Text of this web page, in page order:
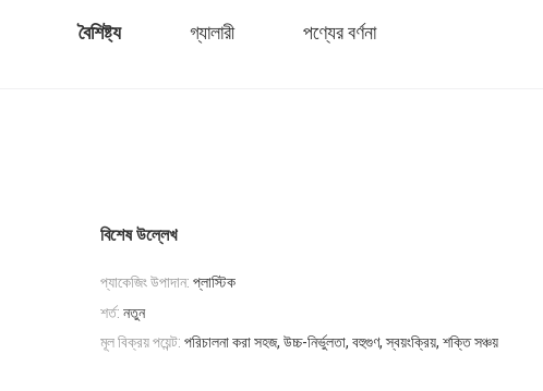
বৈশিষ্ট্য গ্যালারী পণ্যের বর্ণনা
বিশেষ উল্লেখ
প্যাকেজিং উপাদান: প্লাস্টিক
শর্ত: নতুন
মূল বিক্রয় পয়েন্ট: পরিচালনা করা সহজ, উচ্চ-নির্ভুলতা, বহুগুণ, স্বয়ংক্রিয়, শক্তি সঞ্চয়